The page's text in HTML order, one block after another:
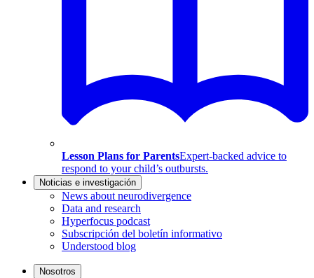
Lesson Plans for ParentsExpert-backed advice to
respond to your child’s outbursts.
Noticias e investigación
News about neurodivergence
Data and research
Hyperfocus podcast
Subscripción del boletín informativo
Understood blog
Nosotros